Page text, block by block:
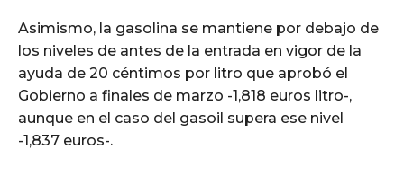
Asimismo, la gasolina se mantiene por debajo de
los niveles de antes de la entrada en vigor de la
ayuda de 20 céntimos por litro que aprobó el
Gobierno a finales de marzo -1,818 euros litro-,
aunque en el caso del gasoil supera ese nivel
-1,837 euros-.